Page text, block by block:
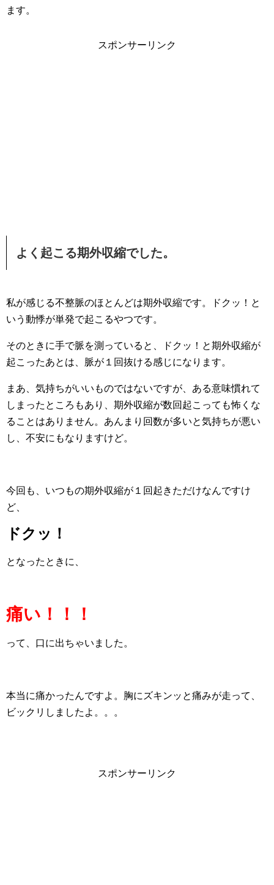
ます。
スポンサーリンク
よく起こる期外収縮でした。
私が感じる不整脈のほとんどは期外収縮です。ドクッ！と
いう動悸が単発で起こるやつです。
そのときに手で脈を測っていると、ドクッ！と期外収縮が
起こったあとは、脈が１回抜ける感じになります。
まあ、気持ちがいいものではないですが、ある意味慣れて
しまったところもあり、期外収縮が数回起こっても怖くな
ることはありません。あんまり回数が多いと気持ちが悪い
し、不安にもなりますけど。
今回も、いつもの期外収縮が１回起きただけなんですけ
ど、
ドクッ！
となったときに、
痛い！！！
って、口に出ちゃいました。
本当に痛かったんですよ。胸にズキンッと痛みが走って、
ビックリしましたよ。。。
スポンサーリンク